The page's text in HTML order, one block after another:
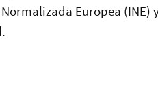
Europea